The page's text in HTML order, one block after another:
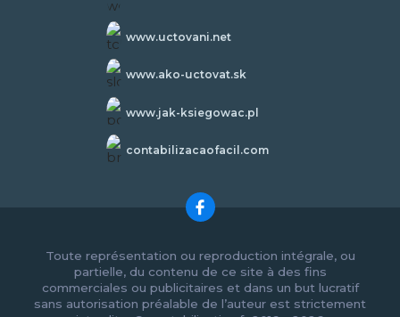
www.uctovani.net
www.ako-uctovat.sk
www.jak-ksiegowac.pl
contabilizacaofacil.com
Toute représentation ou reproduction intégrale, ou
partielle, du contenu de ce site à des fins
commerciales ou publicitaires et dans un but lucratif
sans autorisation préalable de l’auteur est strictement